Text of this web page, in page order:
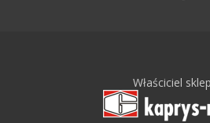
Właściciel